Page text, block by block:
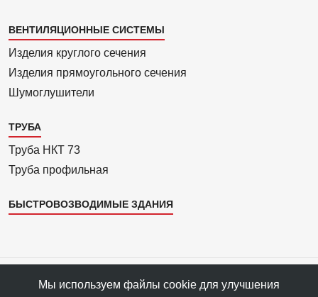
Каталог
4
ВЕНТИЛЯЦИОННЫЕ СИСТЕМЫ
Изделия круглого сечения
Изделия прямоуголь­ного сечения
Шумоглушители
ТРУБА
Труба НКТ 73
Труба профильная
БЫСТРОВОЗВОДИМЫЕ ЗДАНИЯ
Все права защищены © 1993—2025 АРС-Пром, ПФ «АРС-Пром»
Мы используем файлы cookie для улучшения